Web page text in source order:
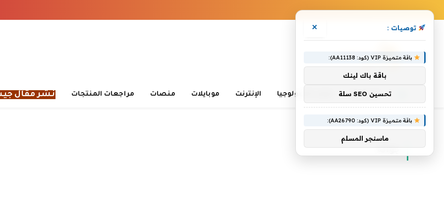
الرئيسية تعلم التكنولوجيا الإنترنت موبايلات منصات مراجعات المنتجات نشر مقال
الرئيسية» جوالة
جوالة
توصيات : ×
باقة متميزة VIP (كود: AA11138):
باقة باك لينك
تحسين SEO سلة
باقة متميزة VIP (كود: AA26790):
ماسنجر المسلم